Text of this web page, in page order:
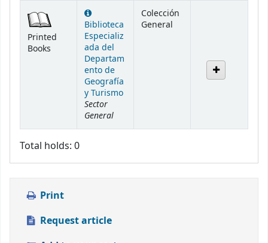
Printed
Books
Biblioteca
Especializ
ada del
Departam
ento de
Geografía
y Turismo
Sector
General
Colección
General
Total holds: 0
Print
Request article